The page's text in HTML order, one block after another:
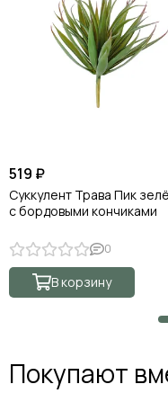
519 ₽
Суккулент Трава Пик
с бордовыми кончиками
0
В корзину
Покупают